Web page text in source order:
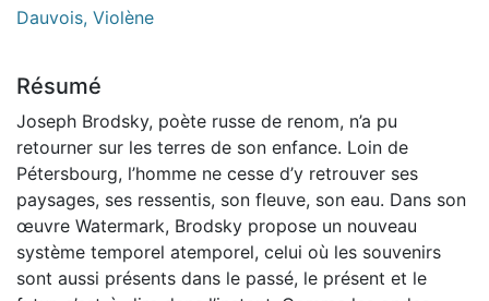
Dauvois, Violène
Résumé
Joseph Brodsky, poète russe de renom, n’a pu
retourner sur les terres de son enfance. Loin de
Pétersbourg, l’homme ne cesse d’y retrouver ses
paysages, ses ressentis, son fleuve, son eau. Dans son
œuvre Watermark, Brodsky propose un nouveau
système temporel atemporel, celui où les souvenirs
sont aussi présents dans le passé, le présent et le